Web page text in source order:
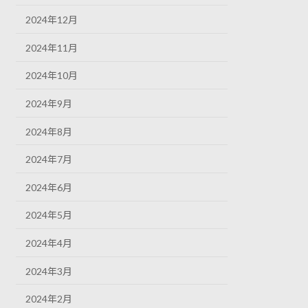
2024年12月
2024年11月
2024年10月
2024年9月
2024年8月
2024年7月
2024年6月
2024年5月
2024年4月
2024年3月
2024年2月